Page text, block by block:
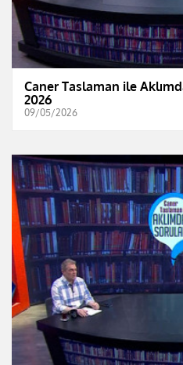
Caner Taslaman ile
2026
09/05/2026